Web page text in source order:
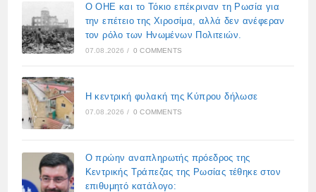
Ο ΟΗΕ και το Τόκιο επέκριναν τη Ρωσία για
την επέτειο της Χιροσίμα, αλλά δεν ανέφεραν
τον ρόλο των Ηνωμένων Πολιτειών.
07.08.2026 / 0 COMMENTS
Η κεντρική φυλακή της Κύπρου δήλωσε
07.08.2026 / 0 COMMENTS
Ο πρώην αναπληρωτής πρόεδρος της
Κεντρικής Τράπεζας της Ρωσίας τέθηκε στον
επιθυμητό κατάλογο: